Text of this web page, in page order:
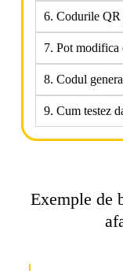
6. Codurile
7. Pot modifica
8. Codul
9. Cum testez
Exemple de